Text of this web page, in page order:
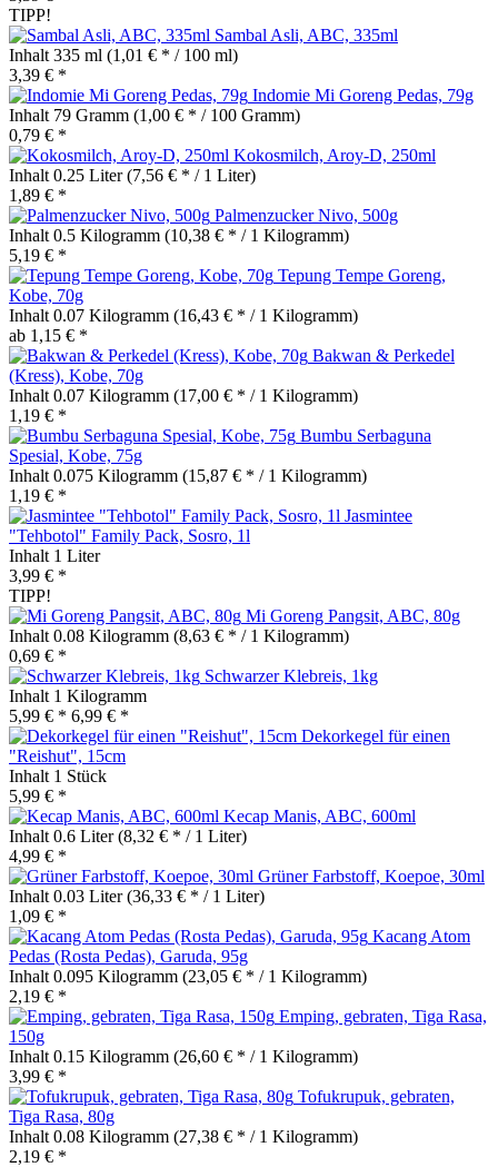
TIPP!
Sambal Asli, ABC, 335ml
Inhalt 335 ml (1,01 € * / 100 ml)
3,39 € *
Indomie Mi Goreng Pedas, 79g
Inhalt 79 Gramm (1,00 € * / 100 Gramm)
0,79 € *
Kokosmilch, Aroy-D, 250ml
Inhalt 0.25 Liter(7,56 € * / 1 Liter)
1,89 € *
Palmenzucker Nivo, 500g
Inhalt 0.5 Kilogramm (10,38 € * / 1 Kilogramm)
5,19 € *
Tepung Tempe Goreng,
Kobe, 70g
Inhalt 0.07 Kilogramm (16,43 € * / 1 Kilogramm)
ab 1,15 € *
Bakwan & Perkedel
(Kress), Kobe, 70g
Inhalt 0.07 Kilogramm (17,00 € * / 1 Kilogramm)
1,19 € *
Bumbu Serbaguna
Spesial, Kobe, 75g
Inhalt 0.075 Kilogramm (15,87 € * / 1 Kilogramm)
1,19 € *
Jasmintee
"Tehbotol" Family Pack, Sosro, 1l
Inhalt 1 Liter
3,99 € *
TIPP!
Mi Goreng Pangsit, ABC, 80g
Inhalt 0.08 Kilogramm (8,63 € * / 1 Kilogramm)
0,69 € *
Schwarzer Klebreis, 1kg
Inhalt 1 Kilogramm
5,99 € * 6,99 € *
Dekorkegel für einen
"Reishut", 15cm
Inhalt 1 Stück
5,99 € *
Kecap Manis, ABC, 600ml
Inhalt 0.6 Liter(8,32 € * / 1 Liter)
4,99 € *
Grüner Farbstoff, Koepoe, 30ml
Inhalt 0.03 Liter(36,33 € * / 1 Liter)
1,09 € *
Kacang Atom
Pedas (Rosta Pedas), Garuda, 95g
Inhalt 0.095 Kilogramm (23,05 € * / 1 Kilogramm)
2,19 € *
Emping, gebraten, Tiga Rasa,
150g
Inhalt 0.15 Kilogramm (26,60 € * / 1 Kilogramm)
3,99 € *
Tofukrupuk, gebraten,
Tiga Rasa, 80g
Inhalt 0.08 Kilogramm (27,38 € * / 1 Kilogramm)
2,19 € *